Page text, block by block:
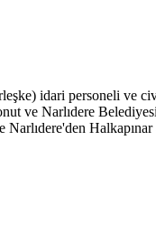
idari personeli ve
ve Narlıdere